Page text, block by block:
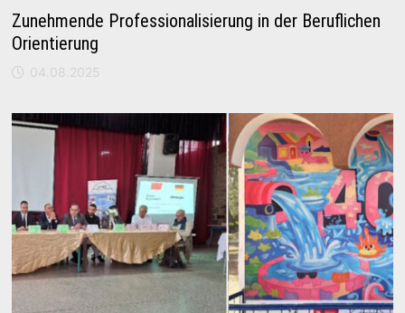
Zunehmende Professionalisierung in der Beruflichen
Orientierung
04.08.2025